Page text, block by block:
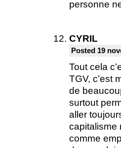
personne
CYRIL
Posted 19
Tout cela
TGV, c’est
de
surtout
aller
capitalisme
comme